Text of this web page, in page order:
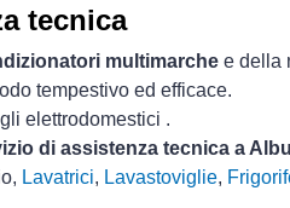
tecnica
multimarche e della
tempestivo ed efficace.
elettrodomestici .
di assistenza tecnica a
Lavatrici, Lavastoviglie,